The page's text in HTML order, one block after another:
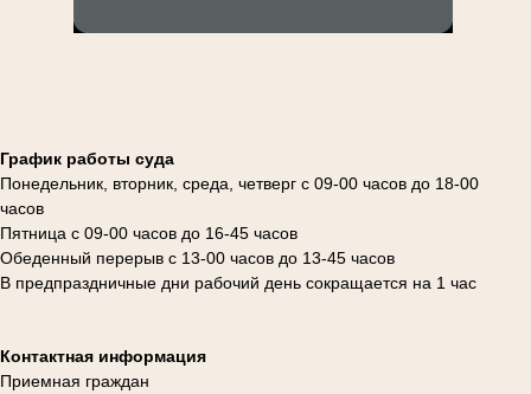
График работы суда
Понедельник, вторник, среда, четверг с 09-00 часов до 18-00
часов
Пятница с 09-00 часов до 16-45 часов
Обеденный перерыв с 13-00 часов до 13-45 часов
В предпраздничные дни рабочий день сокращается на 1 час
Контактная информация
Приемная граждан